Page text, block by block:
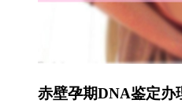
赤壁孕期DNA鉴定办